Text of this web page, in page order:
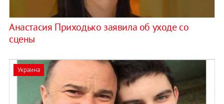
Анастасия Приходько заявила об уходе со
сцены
Украина